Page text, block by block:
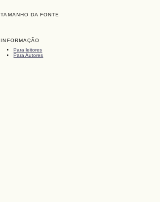
TAMANHO DA FONTE
INFORMAÇÃO
Para leitores
Para Autores